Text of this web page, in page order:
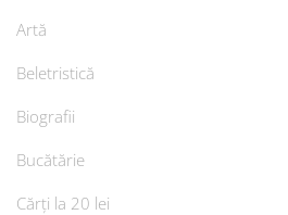
Artă
Beletristică
Biografii
Bucătărie
Cărți la 20 lei